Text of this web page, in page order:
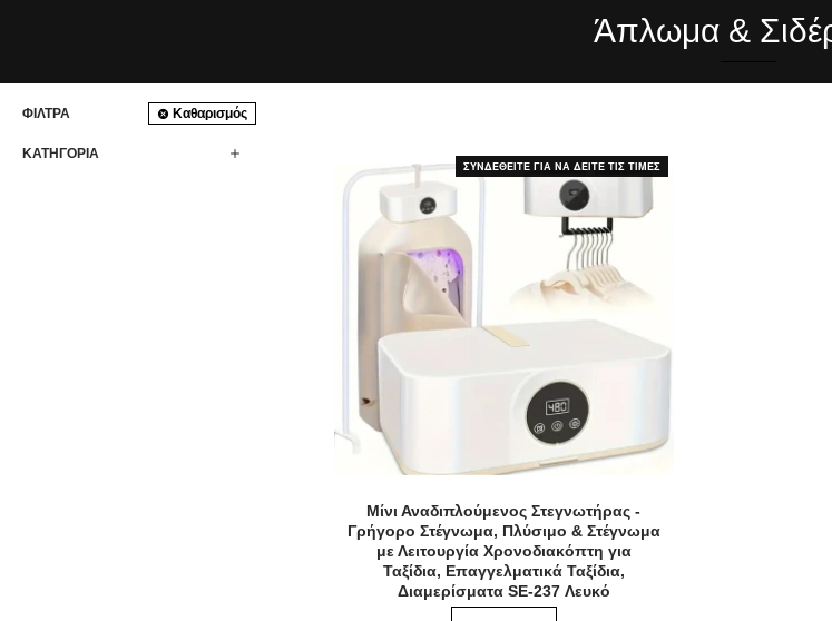
Άπλωμα &
ΦΊΛΤΡΑ Καθαρισμός
ΚΑΤΗΓΟΡΙΑ
ΣΥΝΔΕΘΕΙΤΕ ΓΙΑ ΝΑ ΔΕΙΤΕ ΤΙΣ ΤΙΜΕΣ
Μίνι Αναδιπλούμενος Στεγνωτήρας -
Γρήγορο Στέγνωμα, Πλύσιμο & Στέγνωμα
με Λειτουργία Χρονοδιακόπτη για
Ταξίδια, Επαγγελματικά Ταξίδια,
Διαμερίσματα SE-237 Λευκό